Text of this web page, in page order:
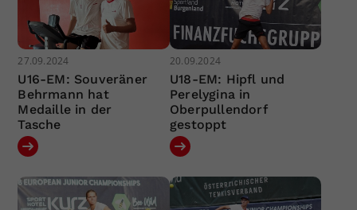
27.09.2024
U16-EM: Souveräner
Behrmann hat
Medaille in der
Tasche
20.09.2024
U18-EM: Hipfl und
Perelygina in
Oberpullendorf
gestoppt